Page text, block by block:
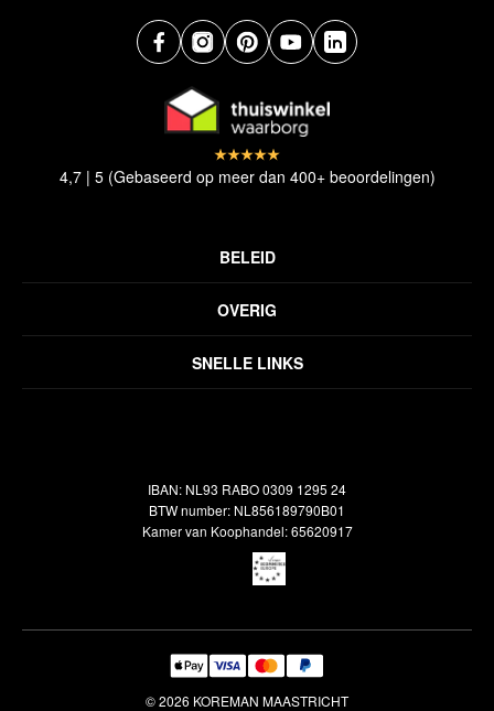
SNELLE LINKS
OVERIG
Veelgestelde vragen
BELEID
Verzendbeleid
4,7 | 5 (Gebaseerd op meer dan 400+ beoordelingen)
IBAN: NL93 RABO 0309 1295 24
BTW number: NL856189790B01
Kamer van Koophandel: 65620917
© 2026 KOREMAN MAASTRICHT